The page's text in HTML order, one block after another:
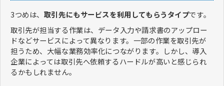
3つめは、 取引先にもサービスを利用してもらうタイプです。
取引先が担当する作業は、データ入力や請求書のアップロー
ドなどサービスによって異なります。一部の作業を取引先が
担うため、大幅な業務効率化につながります。しかし、導入
企業によっては取引先へ依頼するハードルが高いと感じられ
るかもしれません。